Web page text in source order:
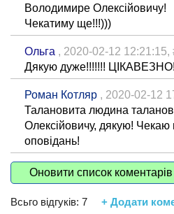
Володимире Олексійовичу!
Чекатиму ще!!!)))
Ольга , 2020-02-12 12:21:15,
Дякую дуже!!!!!!!
Роман Котляр , 2020-02-12
Талановита людина
Олексійовичу, дякую! Чекаю
оповідань!
Оновити список коментарів
Всьго відгуків: 7 + Додати